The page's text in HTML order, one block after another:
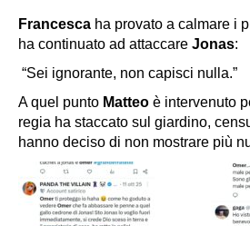
Francesca ha provato a calmare i
ha continuato ad attaccare Jonas:
“Sei ignorante, non capisci nulla.”
A quel punto Matteo è intervenuto
regia ha staccato sul giardino,
hanno deciso di non mostrare più